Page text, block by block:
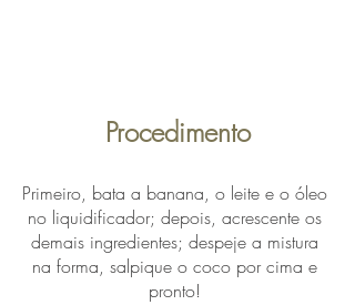
Procedimento
Primeiro, bata a banana, o leite e o óleo
no liquidificador; depois, acrescente os
demais ingredientes; despeje a mistura
na forma, salpique o coco por cima e
pronto!